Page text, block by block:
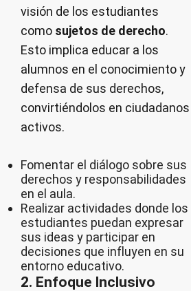
visión de los estudiantes
como sujetos de derecho.
Esto implica educar a los
alumnos en el conocimiento y
defensa de sus derechos,
convirtiéndolos en ciudadanos
activos.
Fomentar el diálogo sobre sus
derechos y responsabilidades
en el aula.
Realizar actividades donde los
estudiantes puedan expresar
sus ideas y participar en
decisiones que influyen en su
entorno educativo.
2. Enfoque Inclusivo